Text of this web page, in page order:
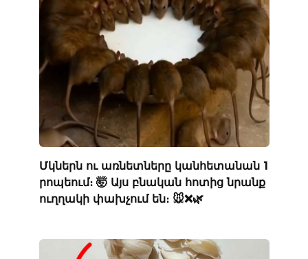
Մկներն ու առնետները կանհետանան 1
րոպեում։ 🤯 Այս բնական հոտից նրանք
ուղղակի փախչում են։ 🐭❌🌿